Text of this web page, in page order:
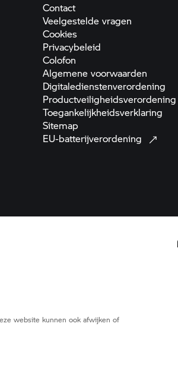
Contact
Veelgestelde vragen
Cookies
Privacybeleid
Colofon
Algemene voorwaarden
Digitaledienstenverordening
Productveiligheidsverordening
Toegankelijkheidsverklaring
Sitemap
EU-batterijverordening
website kunnen ook afwijken of